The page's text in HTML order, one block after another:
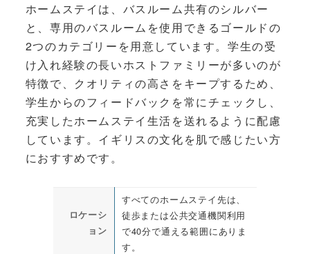
ホームステイは、バスルーム共有のシルバー
と、専用のバスルームを使用できるゴールドの
2つのカテゴリーを用意しています。学生の受
け入れ経験の長いホストファミリーが多いのが
特徴で、クオリティの高さをキープするため、
学生からのフィードバックを常にチェックし、
充実したホームステイ生活を送れるように配慮
しています。イギリスの文化を肌で感じたい方
におすすめです。
ロケーシ
ョン
すべてのホームステイ先は、
徒歩または公共交通機関利用
で40分で通える範囲にありま
す。